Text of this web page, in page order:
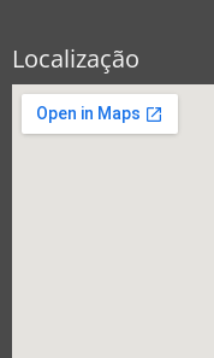
Localização